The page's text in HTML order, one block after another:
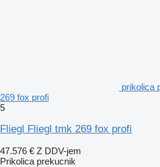
prikolica
269 fox profi
5
Fliegl Fliegl tmk 269 fox profi
47.576 € Z DDV-jem
Prikolica prekucnik